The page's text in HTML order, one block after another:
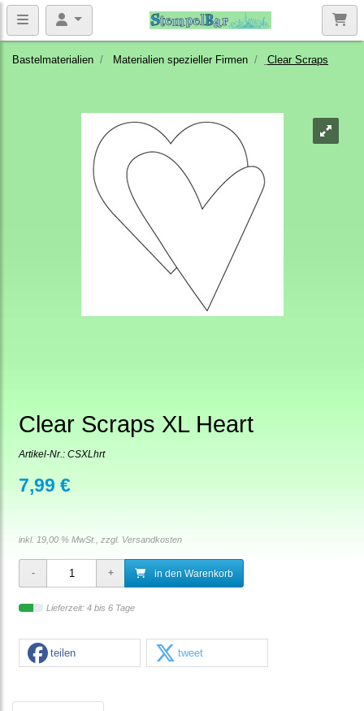
Bastelmaterialien Materialien spezieller Firmen Clear Scraps
Clear Scraps XL Heart
Artikel-Nr.: CSXLhrt
7,99 €
inkl. 19,00 % MwSt., zzgl. Versandkosten
in den Warenkorb
Lieferzeit: 4 bis 6 Tage
teilen tweet